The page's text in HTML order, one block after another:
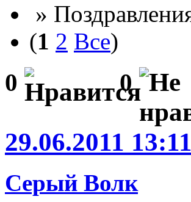
»
(1 2 Все)
0 0
29.06.2011 13:11
Серый Волк